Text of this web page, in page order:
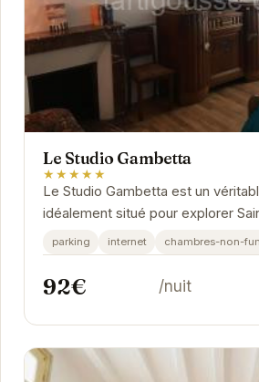
Le Studio Gambetta
★★★★★
Le Studio Gambetta est un
idéalement situé pour explorer
environs. Avec une décoration
parking internet chambres-non-
92€ /nuit